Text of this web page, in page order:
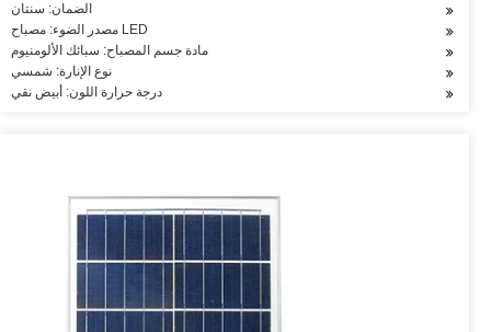
الضمان: سنتان
مصدر الضوء: مصباح LED
مادة جسم المصباح: سبائك الألومنيوم
نوع الإنارة: شمسي
درجة حرارة اللون: أبيض نقي